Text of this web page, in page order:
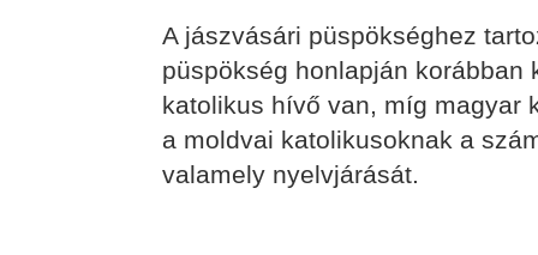
A jászvásári püspökséghez
püspökség honlapján korábban
katolikus hívő van, míg magyar
a moldvai katolikusoknak a
valamely nyelvjárását.